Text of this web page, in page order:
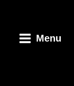
Menu